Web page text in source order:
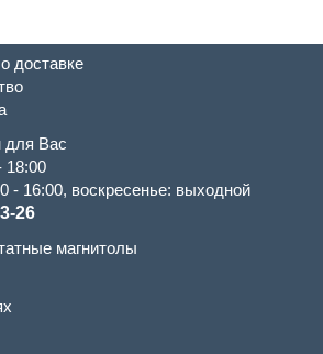
доставке
Вас
18:00
- 16:00, воскресенье: выходной
26
магнитолы